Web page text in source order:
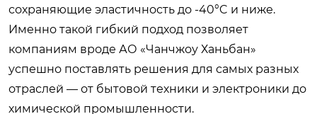
сохраняющие эластичность до -40°C и ниже.
Именно такой гибкий подход позволяет
компаниям вроде АО «Чанчжоу Ханьбан»
успешно поставлять решения для самых разных
отраслей — от бытовой техники и электроники до
химической промышленности.